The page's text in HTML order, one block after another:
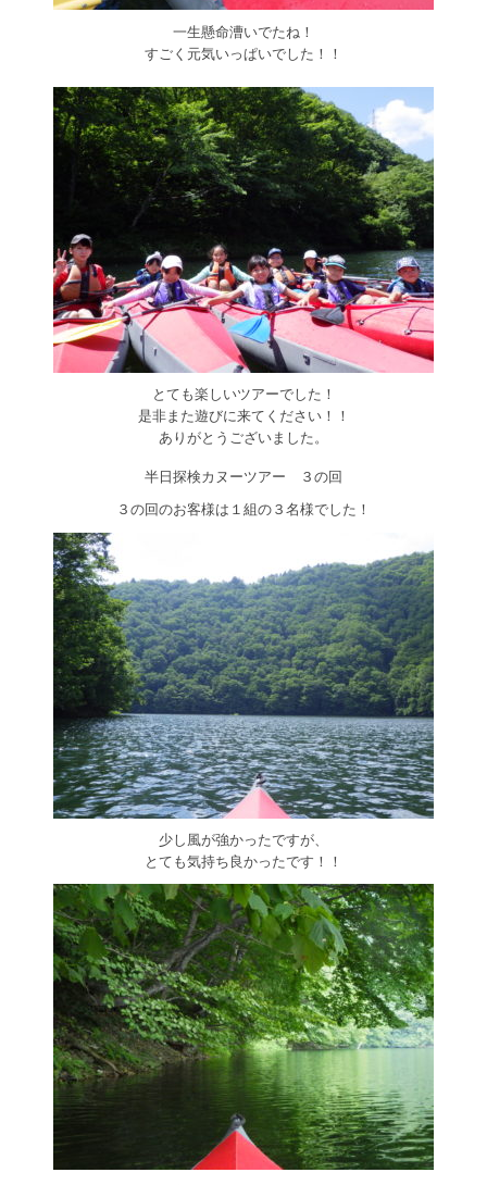
一生懸命漕いでたね！
すごく元気いっぱいでした！！
とても楽しいツアーでした！
是非また遊びに来てください！！
ありがとうございました。
半日探検カヌーツアー ３の回
３の回のお客様は１組の３名様でした！
少し風が強かったですが、
とても気持ち良かったです！！